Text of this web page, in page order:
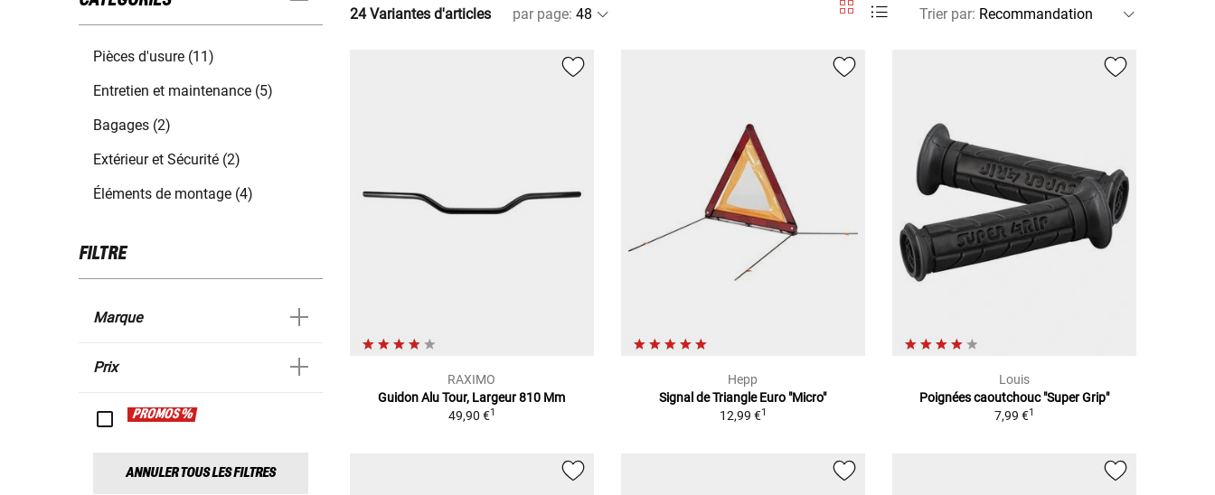
Pièces d'usure (11)
Entretien et maintenance (5)
Bagages (2)
Extérieur et Sécurité (2)
Éléments de montage (4)
FILTRE
Marque
Prix
PROMOS %
ANNULER TOUS LES FILTRES
24 Variantes d'articles par page: Trier par:
RAXIMO
Guidon Alu Tour, Largeur 810 Mm
49,90 €1
Hepp
Signal de Triangle Euro "Micro"
12,99 €1
Louis
Poignées caoutchouc "Super Grip"
7,99 €1